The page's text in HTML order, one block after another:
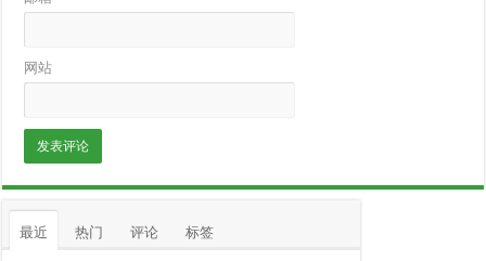
网站
最近 热门 评论 标签